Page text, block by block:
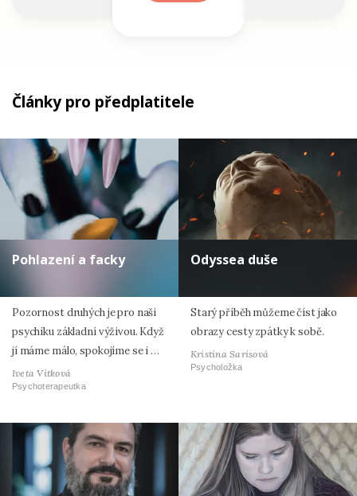
Články pro předplatitele
Pohlazení a facky
Pozornost druhých je pro naši
psychiku základní výživou. Když
jí máme málo, spokojíme se i …
Iveta Vitková
Psychoterapeutka
Odyssea duše
Starý příběh můžeme číst jako
obrazy cesty zpátky k sobě.
Kristina Sarisová
Psycholožka